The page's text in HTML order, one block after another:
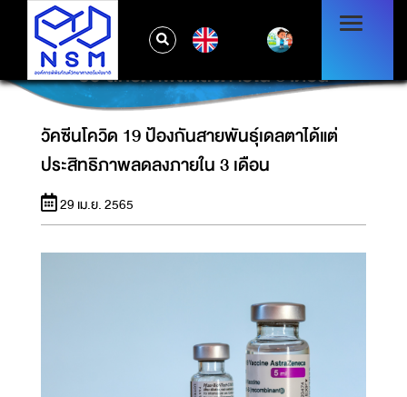
วัคซีนโควิด 19 ป้องกันสายพันธุ์เดลตาได้แต่
ประสิทธิภาพลดลงภายใน 3 เดือน
วัคซีนโควิด 19 ป้องกันสายพันธุ์เดลตาได้แต่
ประสิทธิภาพลดลงภายใน 3 เดือน
29 เม.ย. 2565